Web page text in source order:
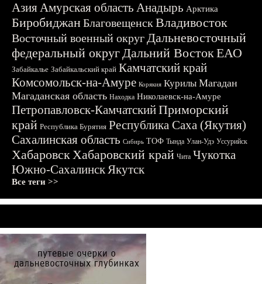
АзияАмурская область Анадырь Арктика
БиробиджанБлаговещенскВладивосток
Восточный военный округДальневосточный
федеральный округДальний ВостокЕАО
Забайкалье Забайкальский край Камчатский край
Комсомольск-на-Амуре Корякия Курилы Магадан
Магаданская область Находка Николаевск-на-Амуре
Петропавловск-КамчатскийПриморский
край Республика Бурятия Республика Саха (Якутия)
Сахалинская область Сибирь ТОФ Тында Улан-Удэ Уссурийск
ХабаровскХабаровский край Чита Чукотка
Южно-СахалинскЯкутск
Все теги >>